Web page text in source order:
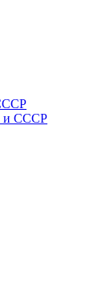
и СССР